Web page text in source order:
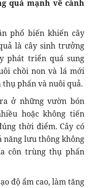
quá mạnh về cành
phổ biến khiến cây
là cây sinh trưởng
phát triển quá sung
chồi non và lá mới
phấn và nuôi quả.
ở những vườn bón
hoặc không tiến
thời điểm. Cây có
năng lưu thông không
côn trùng thụ phấn
độ ẩm cao, làm tăng